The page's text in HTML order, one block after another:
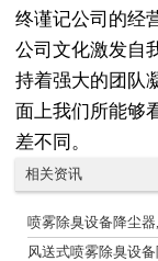
终谨记公司的经
公司文化激发自
持着强大的团队
面上我们所能够
差不同。
相关资讯
喷雾除臭设备降尘
风送式喷雾除臭设